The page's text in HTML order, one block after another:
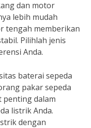
dan motor
lebih mudah
tengah memberikan
Pilihlah jenis
Anda.
baterai sepeda
pakar sepeda
penting dalam
listrik Anda.
dengan